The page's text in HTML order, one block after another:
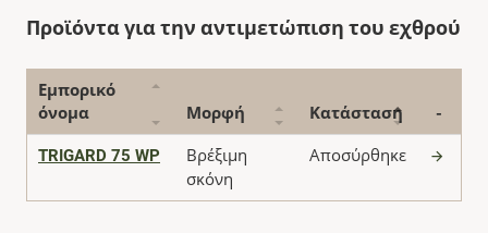
Προϊόντα για την αντιμετώπιση του εχθρού
Εμπορικό
όνομα
Μορφή Κατάσταση -
TRIGARD 75 WP
Βρέξιμη
σκόνη
Αποσύρθηκε